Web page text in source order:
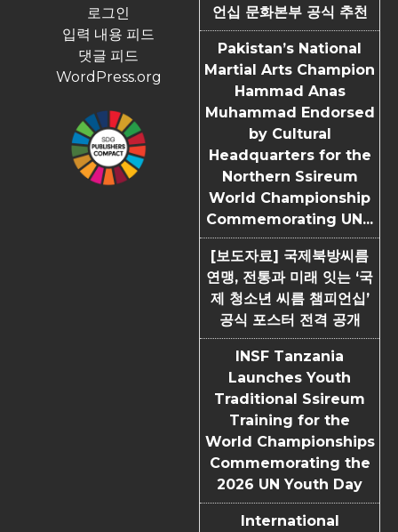
로그인
입력 내용 피드
댓글 피드
WordPress.org
언십 문화본부 공식 추천
Pakistan’s National
Martial Arts Champion
Hammad Anas
Muhammad Endorsed
by Cultural
Headquarters for the
Northern Ssireum
World Championship
Commemorating UN...
[보도자료] 국제북방씨름
연맹, 전통과 미래 잇는 ‘국
제 청소년 씨름 챔피언십’
공식 포스터 전격 공개
INSF Tanzania
Launches Youth
Traditional Ssireum
Training for the
World Championships
Commemorating the
2026 UN Youth Day
International